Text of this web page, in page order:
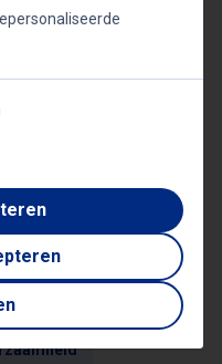
ondernemerschap.
en laat je
unieke stemmen